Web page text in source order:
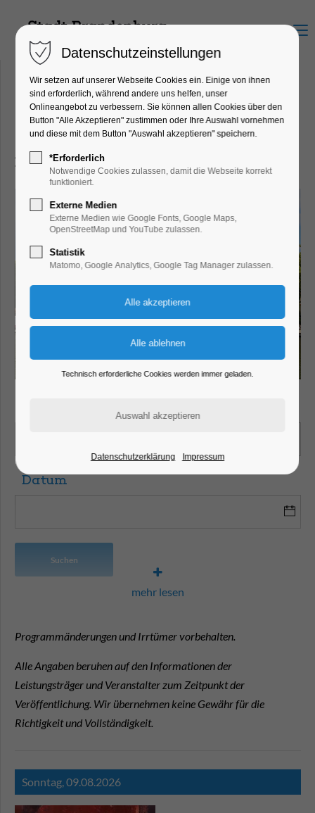
Menu
Veranstaltungskalender
Brandenburg an der Havel
Das ganze Jahr ist etwas los
Datum
Suchen
mehr lesen
Programmänderungen und Irrtümer vorbehalten.
Alle Angaben beruhen auf den Informationen der
Leistungsträger und Veranstalter zum Zeitpunkt der
Veröffentlichung. Wir übernehmen keine Gewähr für die
Richtigkeit und Vollständigkeit.
Sonntag,09.08.2026
Datenschutzeinstellungen
Wir setzen auf unserer Webseite Cookies ein. Einige von ihnen
sind erforderlich, während andere uns helfen, unser
Onlineangebot zu verbessern. Sie können allen Cookies über den
Button "Alle Akzeptieren" zustimmen oder Ihre Auswahl vornehmen
und diese mit dem Button "Auswahl akzeptieren" speichern.
*Erforderlich
Notwendige Cookies zulassen, damit die Webseite korrekt
funktioniert.
Externe Medien
Externe Medien wie Google Fonts, Google Maps,
OpenStreetMap und YouTube zulassen.
Statistik
Matomo, Google Analytics, Google Tag Manager zulassen.
Technisch erforderliche Cookies werden immer geladen.
Datenschutzerklärung Impressum